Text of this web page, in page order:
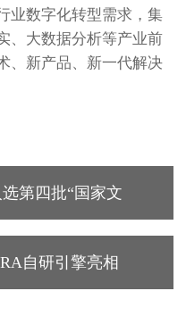
业数字化转型需求，集
、大数据分析等产业前
、新产品、新一代解决
第四批“国家文
自研引擎亮相